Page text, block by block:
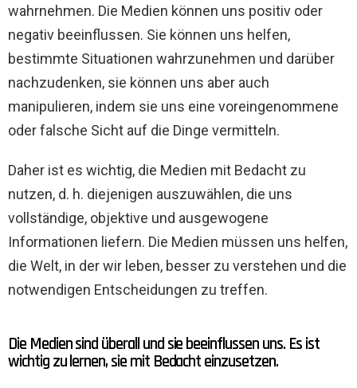
wahrnehmen. Die Medien können uns positiv oder
negativ beeinflussen. Sie können uns helfen,
bestimmte Situationen wahrzunehmen und darüber
nachzudenken, sie können uns aber auch
manipulieren, indem sie uns eine voreingenommene
oder falsche Sicht auf die Dinge vermitteln.
Daher ist es wichtig, die Medien mit Bedacht zu
nutzen, d. h. diejenigen auszuwählen, die uns
vollständige, objektive und ausgewogene
Informationen liefern. Die Medien müssen uns helfen,
die Welt, in der wir leben, besser zu verstehen und die
notwendigen Entscheidungen zu treffen.
Die Medien sind überall und sie beeinflussen uns. Es ist
wichtig zu lernen, sie mit Bedacht einzusetzen.